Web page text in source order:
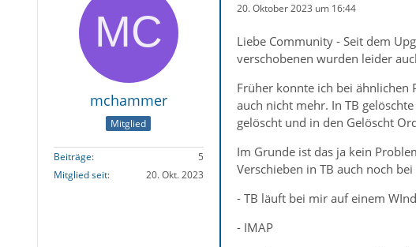
mchammer
Mitglied
Beiträge
5
Mitglied seit
20. Okt. 2023
20. Oktober 2023 um 16:44
Liebe Community - Seit dem
verschobenen wurden leider
Früher konnte ich bei ähnlichen
auch nicht mehr. In TB
gelöscht und in den Gelöscht
Im Grunde ist das ja kein
Verschieben in TB auch noch
- TB läuft bei mir auf einem
- IMAP